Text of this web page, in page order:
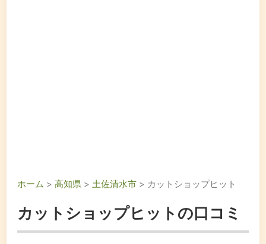
ホーム >高知県 >土佐清水市 > カットショップヒット
カットショップヒットの口コミ